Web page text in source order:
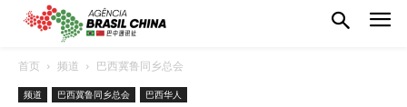
首页 频道 巴西冀鲁同乡总会
频道 巴西冀鲁同乡总会 巴西华人